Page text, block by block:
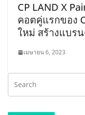
CP LAND X
คอตคู่แรกของ
ใหม่ สร้างแบร
เมษายน 6, 2023